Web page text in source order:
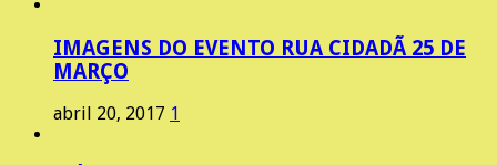
IMAGENS DO EVENTO RUA CIDADÃ 25 DE
MARÇO
abril 20, 2017 1